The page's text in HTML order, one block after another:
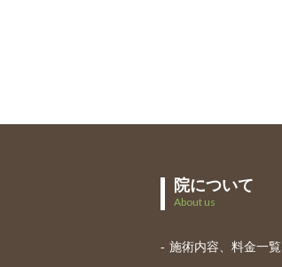
院について
About us
施術内容、料金一覧